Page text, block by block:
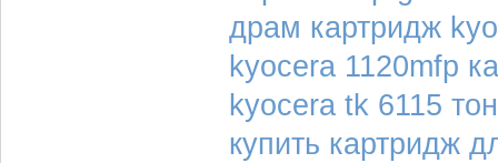
драм картридж
kyocera 1120mfp
kyocera tk 6115
купить картридж